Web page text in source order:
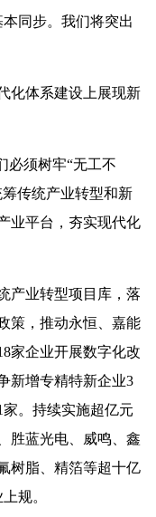
同步。我们将突出
体系建设上展现新
须树牢“无工不
传统产业转型和新
业平台，夯实现代化
产业转型项目库，落
策，推动永恒、嘉能
家企业开展数字化改
新增专精特新企业3
。持续实施超亿元
胜蓝光电、威鸣、鑫
树脂、精箔等超十亿
规。